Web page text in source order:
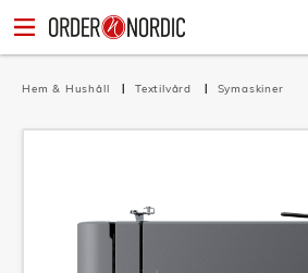
Hem & Hushåll Textilvård Symaskiner